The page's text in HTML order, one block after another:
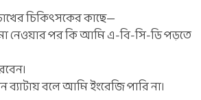
চিকিৎসকের কাছে—
নেওয়ার পর কি আমি এ-বি-সি-ডি পড়তে
ব্যাটায় বলে আমি ইংরেজি পারি না।